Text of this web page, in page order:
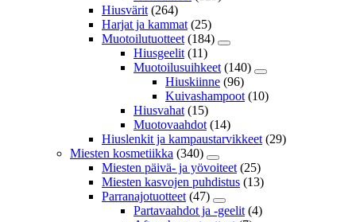
Hiusvärit (264)
Harjat ja kammat (25)
Muotoilutuotteet (184)
Hiusgeelit (11)
Muotoilusuihkeet (140)
Hiuskiinne (96)
Kuivashampoot (10)
Hiusvahat (15)
Muotovaahdot (14)
Hiuslenkit ja kampaustarvikkeet (29)
Miesten kosmetiikka (340)
Miesten päivä- ja yövoiteet (25)
Miesten kasvojen puhdistus (13)
Parranajotuotteet (47)
Partavaahdot ja -geelit (4)